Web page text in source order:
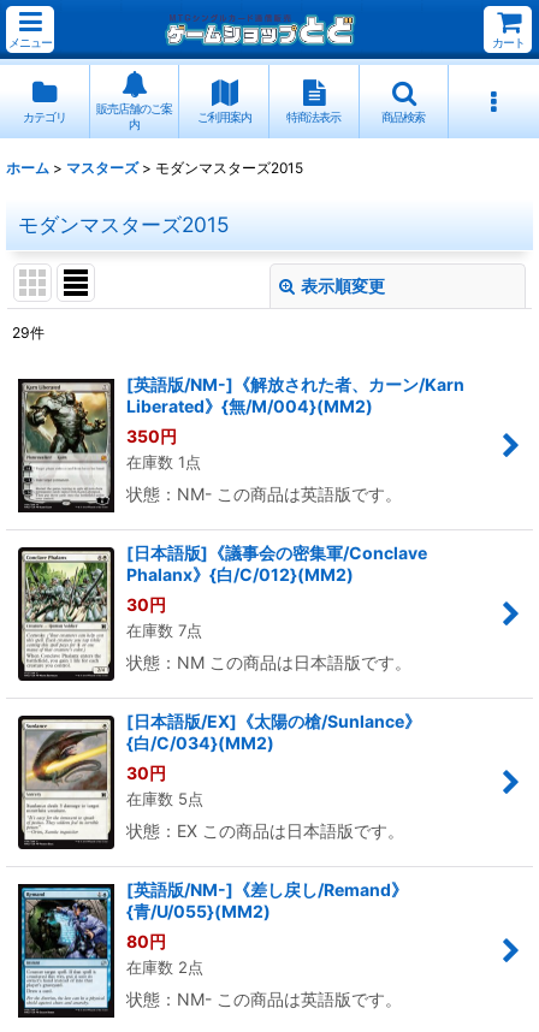
メニュー カート
カテゴリ
販売店舗のご案
内
ご利用案内 特商法表示 商品検索
ホーム > マスターズ > モダンマスターズ2015
モダンマスターズ2015
表示順変更
並び順:
絞り込む
29件
[英語版/NM-]《解放された者、カーン/Karn
Liberated》{無/M/004}(MM2)
350円
在庫数 1点
状態：NM- この商品は英語版です。
[日本語版]《議事会の密集軍/Conclave
Phalanx》{白/C/012}(MM2)
30円
在庫数 7点
状態：NM この商品は日本語版です。
[日本語版/EX]《太陽の槍/Sunlance》
{白/C/034}(MM2)
30円
在庫数 5点
状態：EX この商品は日本語版です。
[英語版/NM-]《差し戻し/Remand》
{青/U/055}(MM2)
80円
在庫数 2点
状態：NM- この商品は英語版です。